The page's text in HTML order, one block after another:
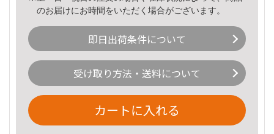
のお届けにお時間をいただく場合がございます。
即日出荷条件について
受け取り方法・送料について
カートに入れる